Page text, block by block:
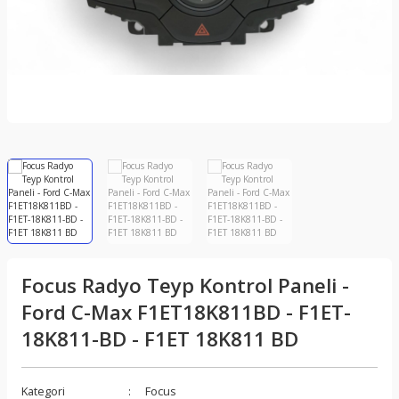
Focus Radyo Teyp Kontrol Paneli -
Ford C-Max F1ET18K811BD - F1ET-
18K811-BD - F1ET 18K811 BD
Kategori
Focus